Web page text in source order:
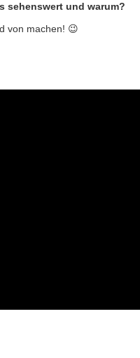
sehenswert und warum?
von machen! 😉